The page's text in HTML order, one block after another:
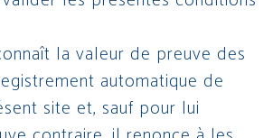
la valeur de preuve des
automatique de
site et, sauf pour lui